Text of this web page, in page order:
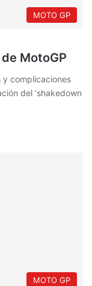
MOTO GP
MotoGP
y complicaciones
del ‘shakedown
MOTO GP